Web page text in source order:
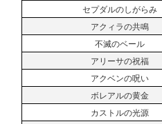
セプダルのしがらみ
アクィラの共鳴
不滅のベール
アリーサの祝福
アクベンの呪い
ボレアルの黄金
カストルの光源